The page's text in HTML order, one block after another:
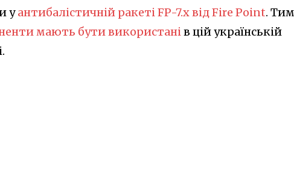
уантибалістичній ракеті FP-7.x від Fire Point. Тим
мають бути використані в цій українській